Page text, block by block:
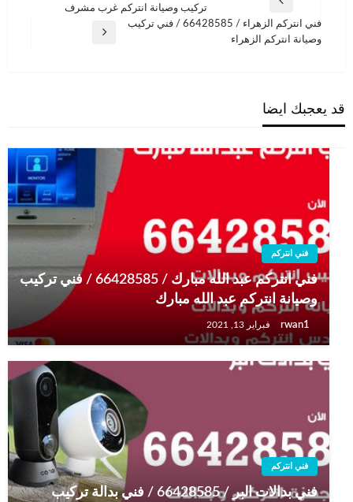
المقالات
المقالة
السابقة
تركيب وصيانة انتركم غرب مشرف
المقالة
فني انتركم الزهراء / 66428585 / فني تركيب
وصيانة انتركم الزهراء
قد يعجبك ايضا
فني انتركم
فني انتركم عبد الله مبارك / 66428585 / فني تركيب
وصيانة انتركم عبد الله مبارك
rwan1 فبراير 13, 2021
فني انتركم
فني بدالات البر / 66428585 / فني بدالة تركيب